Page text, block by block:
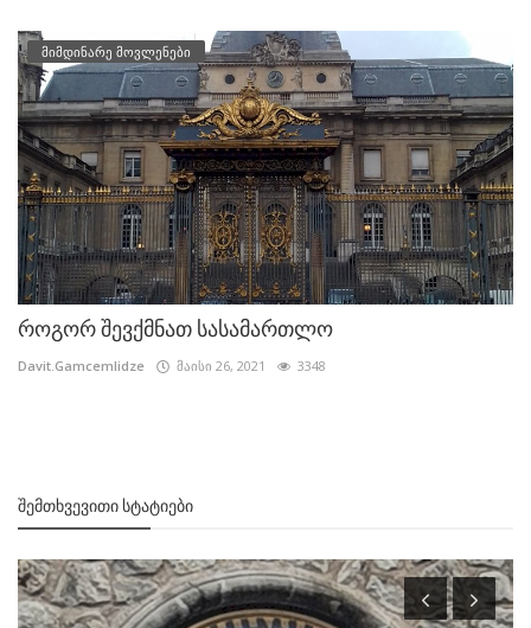
მიმდინარე მოვლენები
როგორ შევქმნათ სასამართლო
Davit.Gamcemlidze მაისი 26, 2021 3348
ᲨᲔᲛᲗᲮᲕᲔᲕᲘᲗᲘ ᲡᲢᲐᲢᲘᲔᲑᲘ